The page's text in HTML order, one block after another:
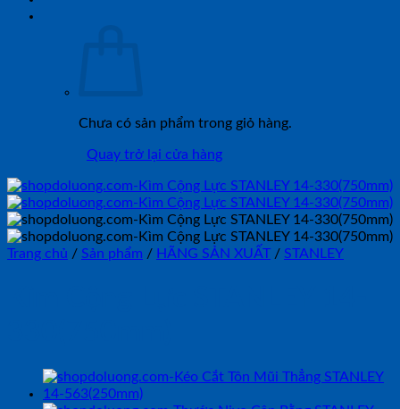
Chưa có sản phẩm trong giỏ hàng.
Quay trở lại cửa hàng
Trang chủ / Sản phẩm / HÃNG SẢN XUẤT / STANLEY